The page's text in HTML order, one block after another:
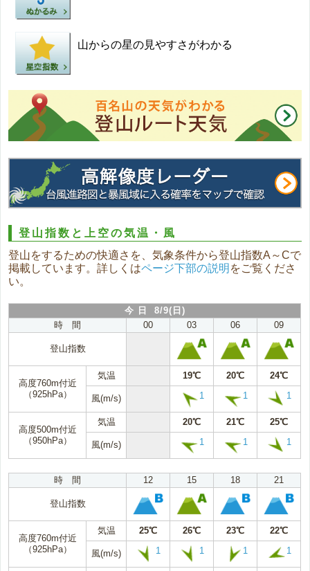
山からの星の見やすさがわかる
登山指数と上空の気温・風
登山をするための快適さを、気象条件から登山指数A～Cで
掲載しています。詳しくはページ下部の説明 をご覧くださ
い。
今 日 8/9(日)
時 間
00 03 06 09
登山指数
高度760m付近
（925hPa）
気温 19℃ 20℃ 24℃
風(m/s) 1 1 1
高度500m付近
（950hPa）
気温 20℃ 21℃ 25℃
風(m/s) 1 1 1
時 間 12 15 18 21
登山指数
高度760m付近
（925hPa）
気温 25℃ 26℃ 23℃ 22℃
風(m/s) 1 1 1 1